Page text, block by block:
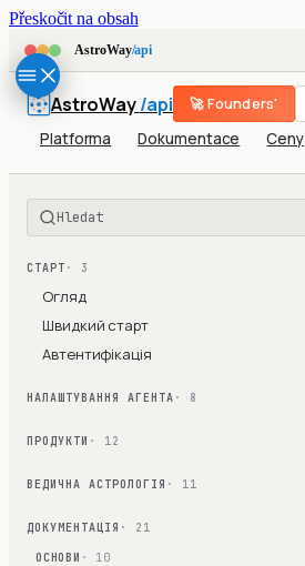
Přeskočit na obsah
AstroWay/api
AstroWay/api
Platforma Dokumentace Ceny
🚀 Founders'
Hledat
СТАРТ · 3
Огляд
Швидкий старт
Автентифікація
НАЛАШТУВАННЯ АГЕНТА · 8
ПРОДУКТИ · 12
ВЕДИЧНА АСТРОЛОГІЯ · 11
ДОКУМЕНТАЦІЯ · 21
ОСНОВИ · 10